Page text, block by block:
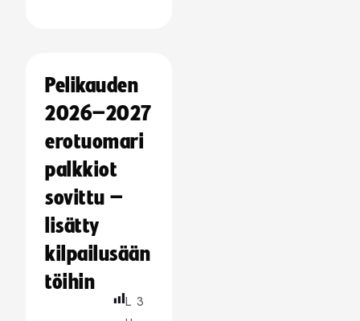
Pelikauden
2026–2027
erotuomari
palkkiot
sovittu –
lisätty
kilpailusään
töihin
L 3